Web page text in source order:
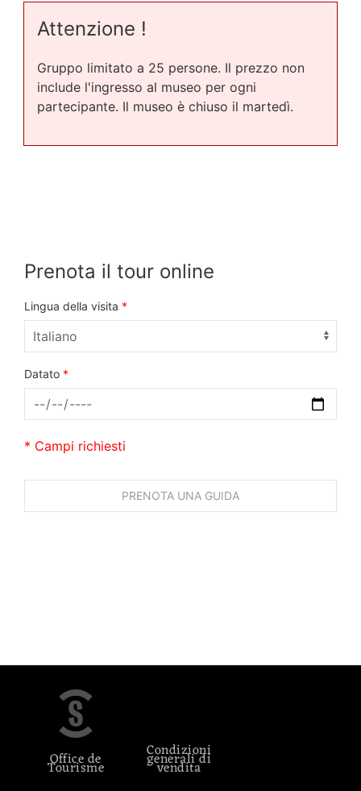
Attenzione !
Gruppo limitato a 25 persone. Il prezzo non
include l'ingresso al museo per ogni
partecipante. Il museo è chiuso il martedì.
Prenota il tour online
Lingua della visita *
Datato *
* Campi richiesti
Office de
Tourisme
Condizioni
generali di
vendita